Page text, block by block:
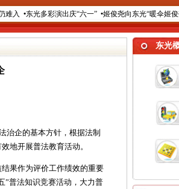
入 东光多彩演出庆“六一” • 姬俊尧向东光“暖伞姬俊
企的基本方针，根据法制
地开展普法教育活动。
果作为评价工作绩效的重要
”普法知识竞赛活动，大力普
东光